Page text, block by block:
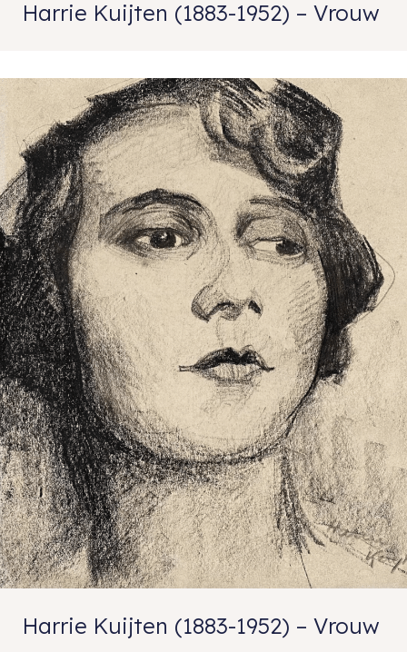
Harrie Kuijten (1883-1952) – Vrouw
Harrie Kuijten (1883-1952) – Vrouw